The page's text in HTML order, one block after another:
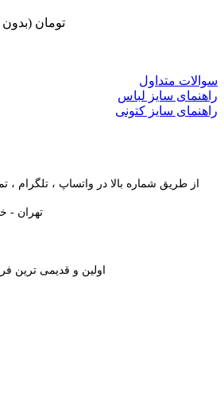
1,299,000 تومان (بدون
سوالات متداول
راهنمای سایز لباس
راهنمای سایز کتونی
از طریق شماره بالا در واتساپ ، تلگرام
تهران -
اولین و قدیمی ترین